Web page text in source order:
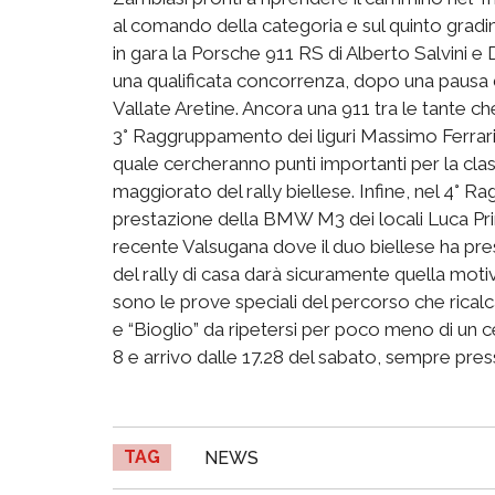
al comando della categoria e sul quinto
in gara la Porsche 911 RS di Alberto Salvini
una qualificata concorrenza, dopo una
Vallate Aretine. Ancora una 911 tra le tante
3° Raggruppamento dei liguri Massimo
quale cercheranno punti importanti per la
maggiorato del rally biellese. Infine, nel 4°
prestazione della BMW M3 dei locali Luca
recente Valsugana dove il duo biellese ha
del rally di casa darà sicuramente quella
sono le prove speciali del percorso che
e “Bioglio” da ripetersi per poco meno di
8 e arrivo dalle 17.28 del sabato, sempre
TAG NEWS